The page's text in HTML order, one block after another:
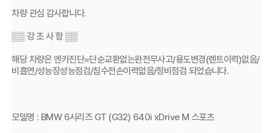
차량 관심 감사합니다.
▒▒ 강 조 사 항 ▒▒
해당 차량은 엔카진단=단순교환없는완전무사고/용도변경(렌트이력)없음/
비흡연/성능장성능점검/침수전손이력없음/정비점검 되었습니다.
모델명 : BMW 6시리즈 GT (G32) 640i xDrive M 스포츠